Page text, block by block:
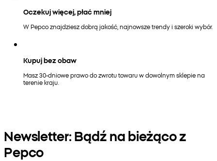
Oczekuj więcej, płać mniej
W Pepco znajdziesz dobrą jakość, najnowsze trendy i szeroki wybór.
Kupuj bez obaw
Masz 30-dniowe prawo do zwrotu towaru w dowolnym sklepie na
terenie kraju.
Newsletter: Bądź na bieżąco z
Pepco